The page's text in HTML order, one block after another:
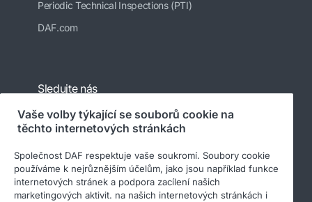
Periodic Technical Inspections (PTI)
DAF.com
Sledujte nás
Vaše volby týkající se souborů cookie na
těchto internetových stránkách
Společnost DAF respektuje vaše soukromí. Soubory cookie
používáme k nejrůznějším účelům, jako jsou například funkce
internetových stránek a podpora zacílení našich
marketingových aktivit. na našich internetových stránkách i